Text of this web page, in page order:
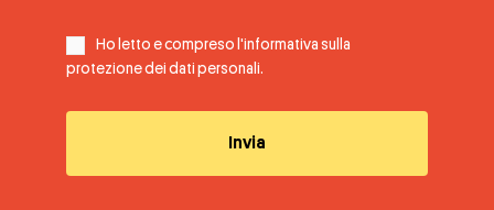
Ho letto e compreso l'informativa sulla
protezione dei dati personali.